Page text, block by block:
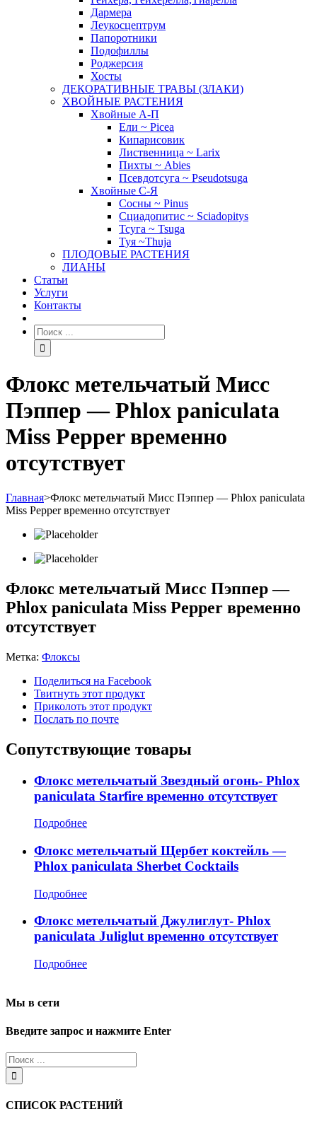
Дармера
Леукосцептрум
Папоротники
Подофиллы
Роджерсия
Хосты
ДЕКОРАТИВНЫЕ ТРАВЫ (ЗЛАКИ)
ХВОЙНЫЕ РАСТЕНИЯ
Хвойные А-П
Ели ~ Picea
Кипарисовик
Лиственница ~ Larix
Пихты ~ Abies
Псевдотсуга ~ Pseudotsuga
Хвойные С-Я
Сосны ~ Pinus
Сциадопитис ~ Sciadopitys
Тсуга ~ Tsuga
Туя ~Thuja
ПЛОДОВЫЕ РАСТЕНИЯ
ЛИАНЫ
Статьи
Услуги
Контакты
Флокс метельчатый Мисс
Пэппер — Рhlox paniculata
Miss Pepper временно
отсутствует
Главная>Флокс метельчатый Мисс Пэппер — Рhlox paniculata
Miss Pepper временно отсутствует
Флокс метельчатый Мисс Пэппер —
Рhlox paniculata Miss Pepper временно
отсутствует
Метка: Флоксы
Поделиться на Facebook
Твитнуть этот продукт
Приколоть этот продукт
Послать по почте
Сопутствующие товары
Флокс метельчатый Звездный огонь- Phlox
paniculata Starfire временно отсутствует
Подробнее
Флокс метельчатый Щербет коктейль —
Phlox paniculata Sherbet Cocktails
Подробнее
Флокс метельчатый Джулиглут- Phlox
paniculata Juliglut временно отсутствует
Подробнее
Мы в сети
Введите запрос и нажмите Enter
СПИСОК РАСТЕНИЙ